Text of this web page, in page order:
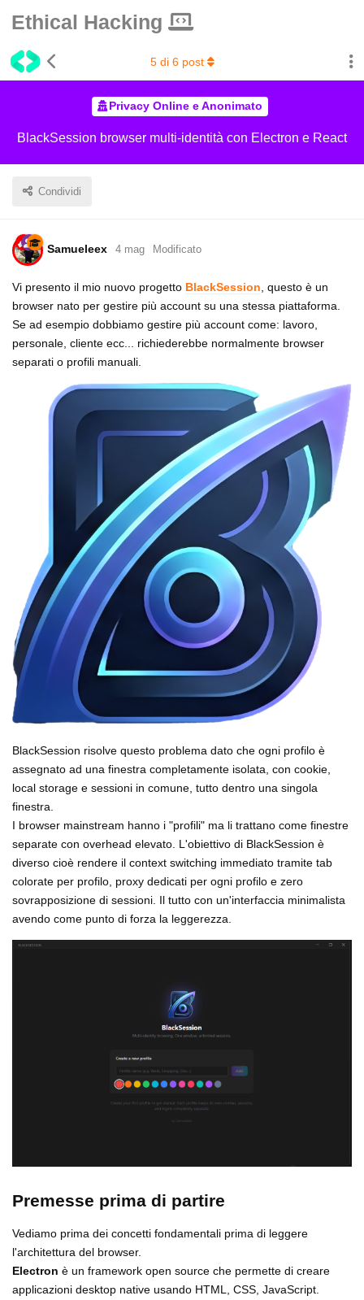
Ethical Hacking
Privacy Online e Anonimato
BlackSession browser multi-identità con Electron e React
Condividi
5di 6post
Samueleex 4 mag Modificato
Vi presento il mio nuovo progetto BlackSession , questo è un
browser nato per gestire più account su una stessa piattaforma.
Se ad esempio dobbiamo gestire più account come: lavoro,
personale, cliente ecc... richiederebbe normalmente browser
separati o profili manuali.
BlackSession risolve questo problema dato che ogni profilo è
assegnato ad una finestra completamente isolata, con cookie,
local storage e sessioni in comune, tutto dentro una singola
finestra.
I browser mainstream hanno i "profili" ma li trattano come finestre
separate con overhead elevato. L'obiettivo di BlackSession è
diverso cioè rendere il context switching immediato tramite tab
colorate per profilo, proxy dedicati per ogni profilo e zero
sovrapposizione di sessioni. Il tutto con un'interfaccia minimalista
avendo come punto di forza la leggerezza.
Premesse prima di partire
Vediamo prima dei concetti fondamentali prima di leggere
l'architettura del browser.
Electron è un framework open source che permette di creare
applicazioni desktop native usando HTML, CSS, JavaScript.